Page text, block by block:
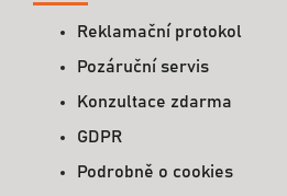
Reklamační protokol
Pozáruční servis
Konzultace zdarma
GDPR
Podrobně o cookies